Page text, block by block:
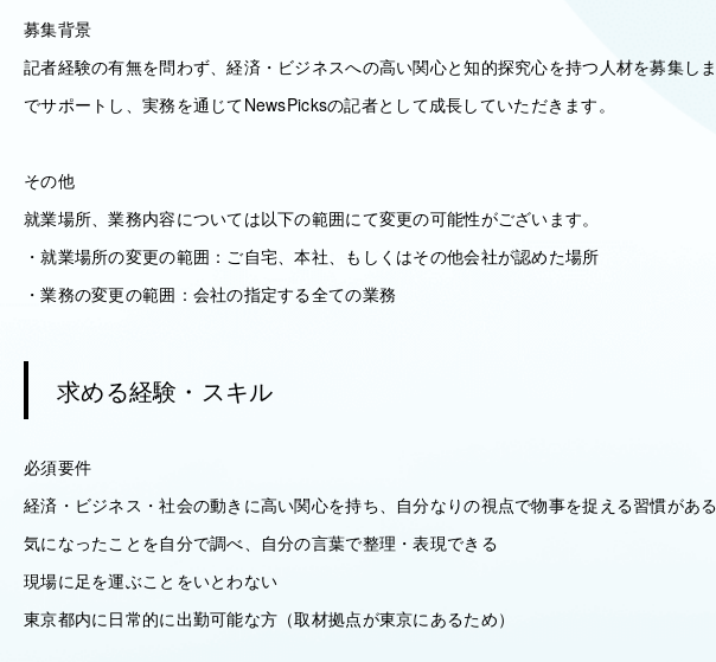
募集背景
記者経験の有無を問わず、経済・ビジネスへの高い関心と知的探究心を持つ人材を募集し
でサポートし、実務を通じてNewsPicksの記者として成長していただきます。
その他
就業場所、業務内容については以下の範囲にて変更の可能性がございます。
・就業場所の変更の範囲：ご自宅、本社、もしくはその他会社が認めた場所
・業務の変更の範囲：会社の指定する全ての業務
求める経験・スキル
必須要件
経済・ビジネス・社会の動きに高い関心を持ち、自分なりの視点で物事を捉える習慣があ
気になったことを自分で調べ、自分の言葉で整理・表現できる
現場に足を運ぶことをいとわない
東京都内に日常的に出勤可能な方（取材拠点が東京にあるため）